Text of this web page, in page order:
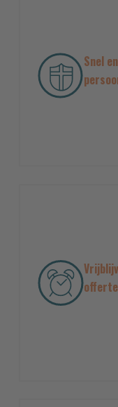
Snel en
offerte